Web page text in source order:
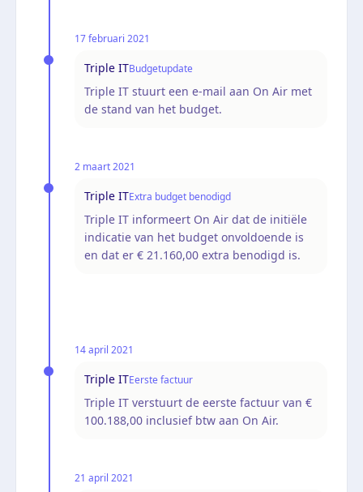
17 februari 2021
Triple ITBudgetupdate
Triple IT stuurt een e-mail aan On Air met
de stand van het budget.
2 maart 2021
Triple ITExtra budget benodigd
Triple IT informeert On Air dat de initiële
indicatie van het budget onvoldoende is
en dat er € 21.160,00 extra benodigd is.
14 april 2021
Triple ITEerste factuur
Triple IT verstuurt de eerste factuur van €
100.188,00 inclusief btw aan On Air.
21 april 2021